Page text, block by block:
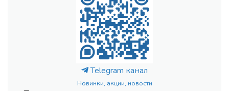
Telegram канал
Новинки, акции, новости